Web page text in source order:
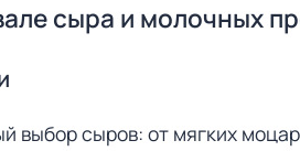
сыра и молочных
выбор сыров: от мягких